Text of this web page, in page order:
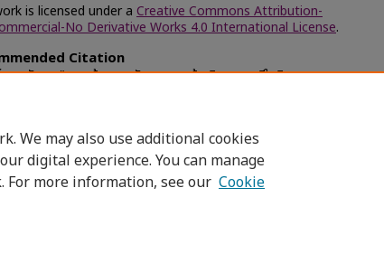
is licensed under a Creative Commons Attribution-
No Derivative Works 4.0 International License.
Citation
พ, สุนันทา, "การสร้างภาพตัวแทนของผู้หญิงสุขภาพดีในนิตยสารสุขภาพและ
We may also use additional cookies
digital experience. You can manage
For more information, see our Cookie